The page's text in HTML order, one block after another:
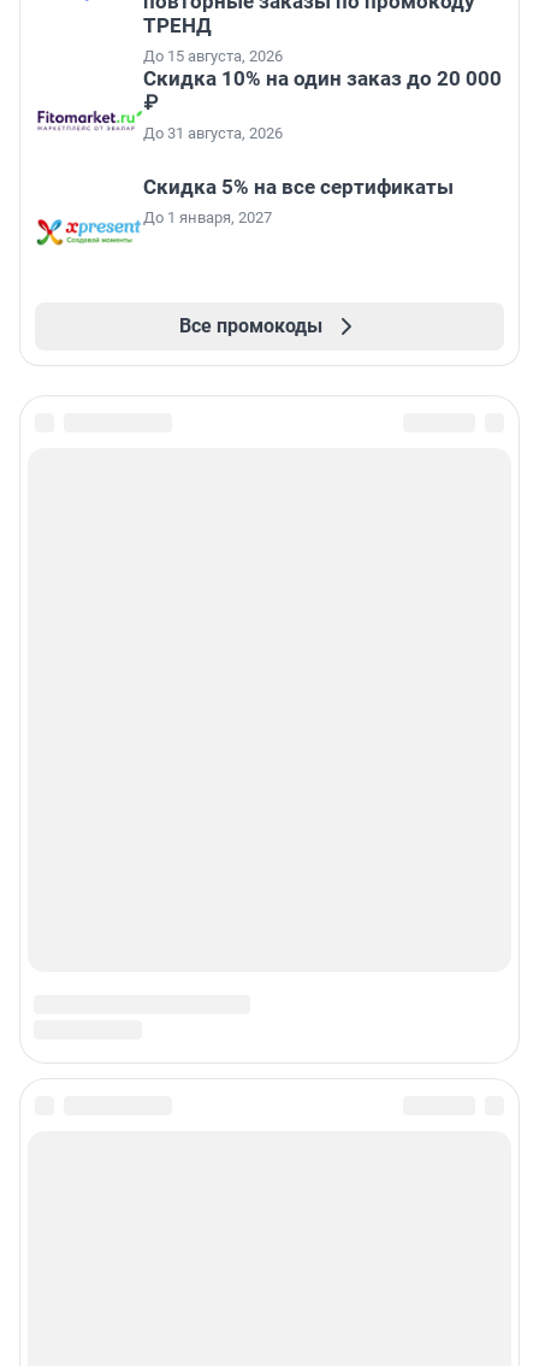
ТРЕНД
До 15 августа, 2026
Скидка 10% на один заказ до 20 000
₽
До 31 августа, 2026
Скидка 5% на все сертификаты
До 1 января, 2027
Все промокоды